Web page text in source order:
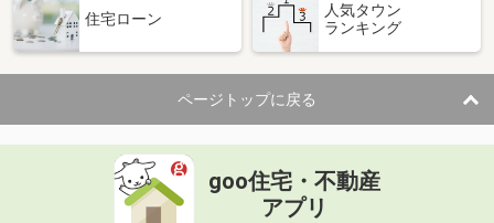
住宅ローン
人気タウン
ランキング
ページトップに戻る
goo住宅・不動産
アプリ